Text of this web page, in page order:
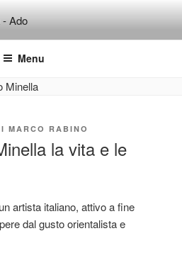
DELL'OPERA
capirle e imparare ad amarle
Menu
MARCO RABINO
la vita e le
artista italiano, attivo a fine
dal gusto orientalista e